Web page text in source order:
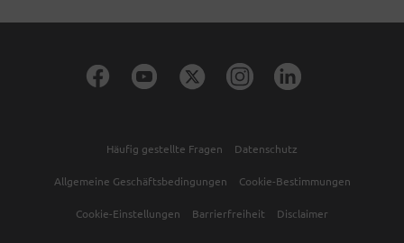
Häufig gestellte Fragen Datenschutz
Allgemeine Geschäftsbedingungen Cookie-Bestimmungen
Cookie-Einstellungen Barrierfreiheit Disclaimer